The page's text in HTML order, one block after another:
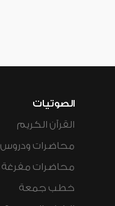
الصوتيات
القرآن الكريم
محاضرات ودروس
محاضرات مفرغة
خطب جمعة